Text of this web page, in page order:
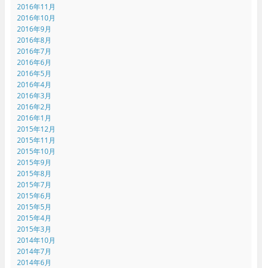
2016年11月
2016年10月
2016年9月
2016年8月
2016年7月
2016年6月
2016年5月
2016年4月
2016年3月
2016年2月
2016年1月
2015年12月
2015年11月
2015年10月
2015年9月
2015年8月
2015年7月
2015年6月
2015年5月
2015年4月
2015年3月
2014年10月
2014年7月
2014年6月